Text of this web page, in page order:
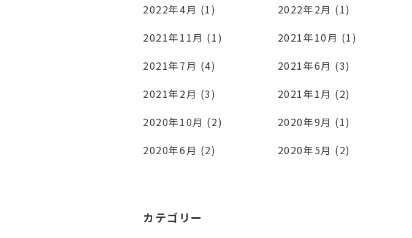
2022年4月 (1)
2022年2月 (1)
2021年11月 (1)
2021年10月 (1)
2021年7月 (4)
2021年6月 (3)
2021年2月 (3)
2021年1月 (2)
2020年10月 (2)
2020年9月 (1)
2020年6月 (2)
2020年5月 (2)
カテゴリー